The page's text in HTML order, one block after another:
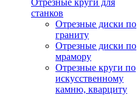
Отрезные круги для
станков
Отрезные диски по
граниту
Отрезные диски по
мрамору
Отрезные круги по
искусственному
камню, кварциту